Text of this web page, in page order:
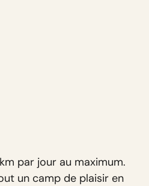
par jour au maximum.
un camp de plaisir en